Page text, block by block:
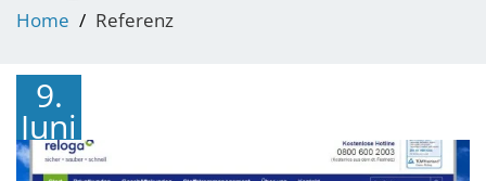
Home Referenz
9.
Juni
2016